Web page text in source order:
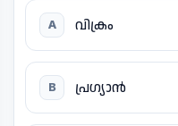
A വിക്രം
B പ്രഗ്യാൻ